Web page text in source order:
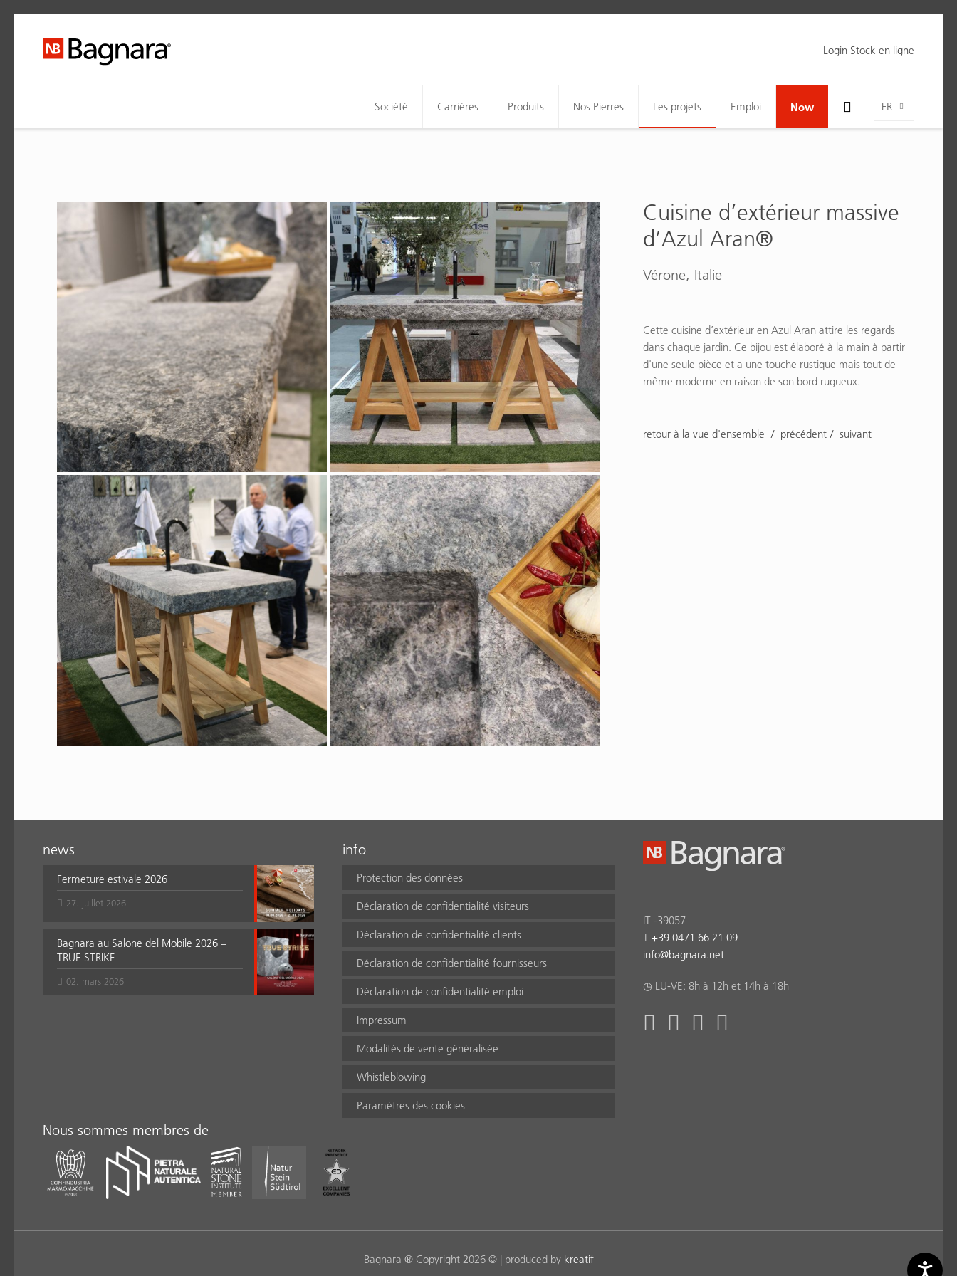
Login Stock en ligne
FR
Toggle Search Bar Visibility For Wide Screens
Société
Carrières Produits Nos Pierres Les projets Emploi Now
Cuisine d’extérieur massive
d’Azul Aran®
Vérone, Italie
Cette cuisine d’extérieur en Azul Aran attire les regards
dans chaque jardin. Ce bijou est élaboré à la main à partir
d'une seule pièce et a une touche rustique mais tout de
même moderne en raison de son bord rugueux.
retour à la vue d'ensemble précédent suivant
news
Fermeture estivale 2026
27. juillet 2026
Bagnara au Salone del Mobile 2026 –
TRUE STRIKE
02. mars 2026
info
Protection des données
Déclaration de confidentialité visiteurs
Déclaration de confidentialité clients
Déclaration de confidentialité fournisseurs
Déclaration de confidentialité emploi
Impressum
Modalités de vente généralisée
Whistleblowing
Paramètres des cookies
IT -39057
T +39 0471 66 21 09
info@bagnara.net
◷ LU-VE: 8h à 12h et 14h à 18h
Nous sommes membres de
Bagnara ® Copyright 2026 © | produced by kreatif